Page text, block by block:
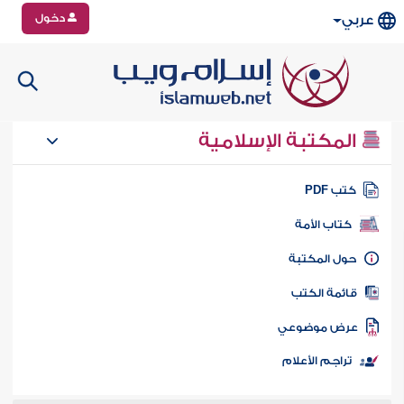
عربي دخول
المكتبة الإسلامية
كتب PDF
كتاب الأمة
المكتبة
الكتب
موضوعي